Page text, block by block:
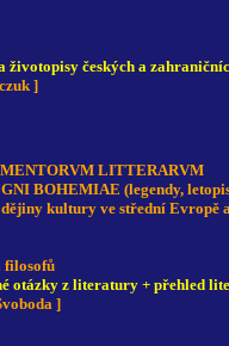
životopisy českých a
]
LITTERARVM
BOHEMIAE (legendy,
kultury ve střední Evropě
filosofů
otázky z literatury + přehled
]